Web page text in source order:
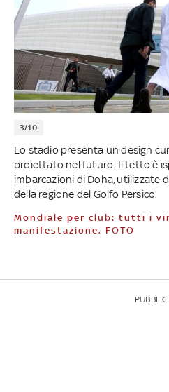
3/10
Lo stadio presenta un design
proiettato nel futuro. Il tetto è
imbarcazioni di Doha, utilizzate
della regione del Golfo Persico.
Mondiale per club: tutti i vincitori della
manifestazione. FOTO